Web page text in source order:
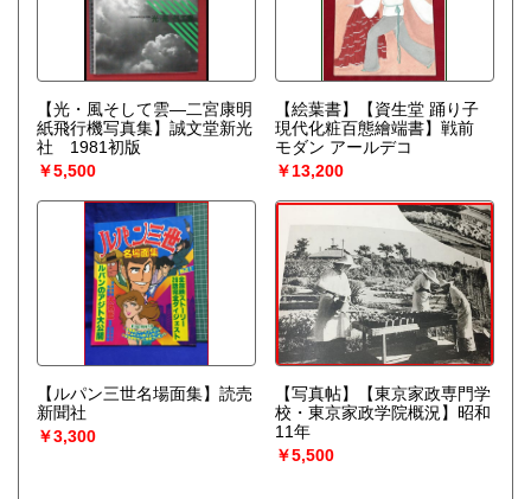
【光・風そして雲―二宮康明
紙飛行機写真集】誠文堂新光
社 1981初版
￥5,500
【絵葉書】【資生堂 踊り子
現代化粧百態繪端書】戦前
モダン アールデコ
￥13,200
【ルパン三世名場面集】読売
新聞社
￥3,300
【写真帖】【東京家政専門学
校・東京家政学院概況】昭和
11年
￥5,500